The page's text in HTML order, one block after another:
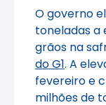
O governo
toneladas a
grãos na
do G1. A
fevereiro e
milhões de